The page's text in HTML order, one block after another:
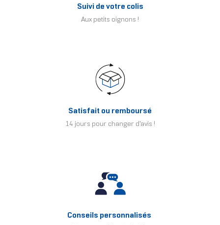
Suivi de votre colis
Aux petits oignons !
Satisfait ou remboursé
14 jours pour changer d'avis !
Conseils personnalisés